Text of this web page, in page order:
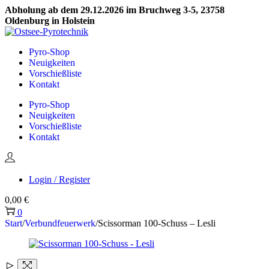
Abholung ab dem 29.12.2026 im Bruchweg 3-5, 23758
Oldenburg in Holstein
Skip
navigation
Skip
contentPyro-Shop
Neuigkeiten
Vorschießliste
Kontakt
Pyro-Shop
Neuigkeiten
Vorschießliste
Kontakt
Login / Register
0,00 €
0
Start/Verbundfeuerwerk/Scissorman 100-Schuss – Lesli